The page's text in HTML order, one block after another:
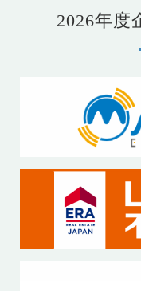
2026年度